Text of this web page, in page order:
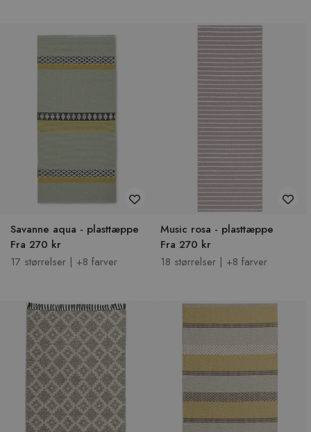
Savanne aqua - plasttæppe
Fra 270 kr
17 størrelser | +8 farver
Music rosa - plasttæppe
Fra 270 kr
18 størrelser | +8 farver